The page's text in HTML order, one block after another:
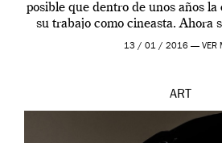
posible que dentro de unos años la
su trabajo como cineasta. Ahora
contarnos una
13 / 01 / 2016 — VER
ART